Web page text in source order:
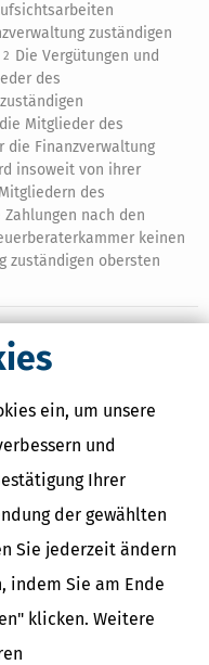
ein, um unsere
und
Ihrer
der gewählten
Sie jederzeit ändern
indem Sie am Ende
klicken. Weitere
zuständigen
2 Die Vergütungen und
des
Mitglieder des
die Finanzverwaltung
insoweit von ihrer
des
Zahlungen nach den
keinen
zuständigen obersten